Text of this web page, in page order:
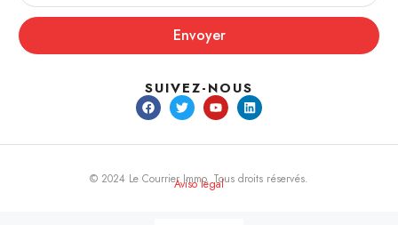
Envoyer
SUIVEZ-NOUS
© 2024 Le Courrier Immo. Tous droits réservés.
Aviso legal